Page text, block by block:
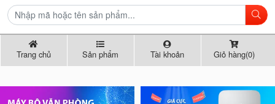
Trang chủ Sản phẩm Tài khoản Giỏ hàng(0)